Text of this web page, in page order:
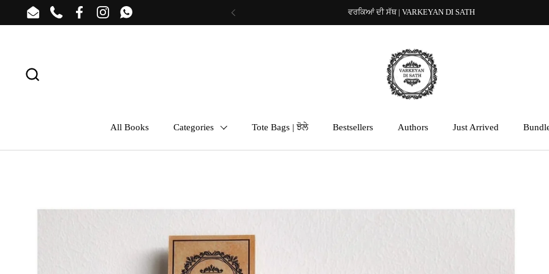
Skip to content
EmailPhoneFacebookInstagramWhatsApp Previous
ਵਰਕਿਆਂ ਦੀ ਸੱਥ | VARKEYAN DI SATH
All Books Categories Tote Bags | ਝੋਲੇ Bestsellers Authors Just Arrived